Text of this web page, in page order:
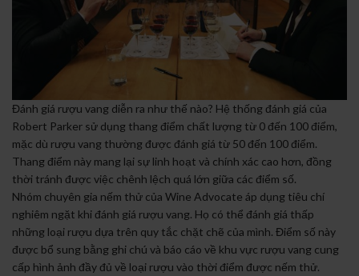
Đánh giá rượu vang diễn ra như thế nào? Hệ thống đánh giá của
Robert Parker sử dụng thang điểm chất lượng từ 0 đến 100 điểm,
mặc dù rượu vang thường được đánh giá từ 50 đến 100 điểm.
Thang điểm này mang lại sự linh hoạt và chính xác cao hơn, đồng
thời tránh được việc chênh lệch quá lớn giữa các điểm số.
Nhóm chuyên gia nếm thử của Wine Advocate áp dụng tiêu chí
nghiêm ngặt khi đánh giá rượu vang. Họ có thể đánh giá thấp
những loại rượu dựa trên quy tắc chặt chẽ của mình. Điểm số này
được bổ sung bằng ghi chú và báo cáo về khu vực rượu vang cung
cấp hình ảnh đầy đủ về loại rượu vào thời điểm được nếm thử.